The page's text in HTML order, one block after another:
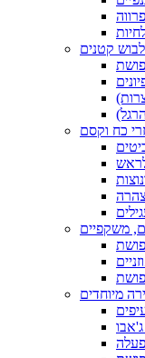
לבוש קטנים
כח וקסם
משקפיים
מיוחדים
ג'אבו